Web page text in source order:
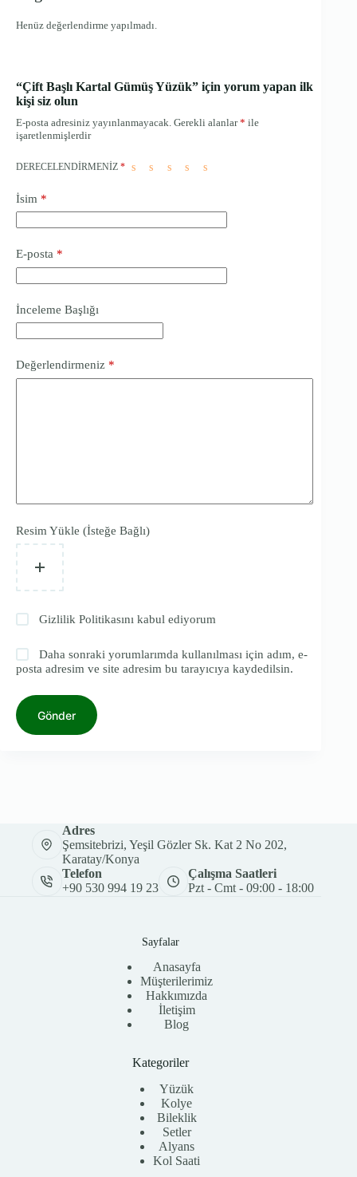
Henüz değerlendirme yapılmadı.
“Çift Başlı Kartal Gümüş Yüzük” için yorum yapan ilk
kişi siz olun
E-posta adresiniz yayınlanmayacak. Gerekli alanlar* ile
işaretlenmişlerdir
DERECELENDIRMENIZ *
İsim *
E-posta *
İnceleme Başlığı
Değerlendirmeniz *
Resim Yükle (İsteğe Bağlı)
Gizlilik Politikasınıkabul ediyorum
Daha sonraki yorumlarımda kullanılması için adım, e-
posta adresim ve site adresim bu tarayıcıya kaydedilsin.
Gönder
Adres
Şemsitebrizi, Yeşil Gözler Sk. Kat 2 No 202,
Karatay/Konya
Telefon
+90 530 994 19 23
Çalışma Saatleri
Pzt - Cmt - 09:00 - 18:00
Sayfalar
Anasayfa
Müşterilerimiz
Hakkımızda
İletişim
Blog
Kategoriler
Yüzük
Kolye
Bileklik
Setler
Alyans
Kol Saati